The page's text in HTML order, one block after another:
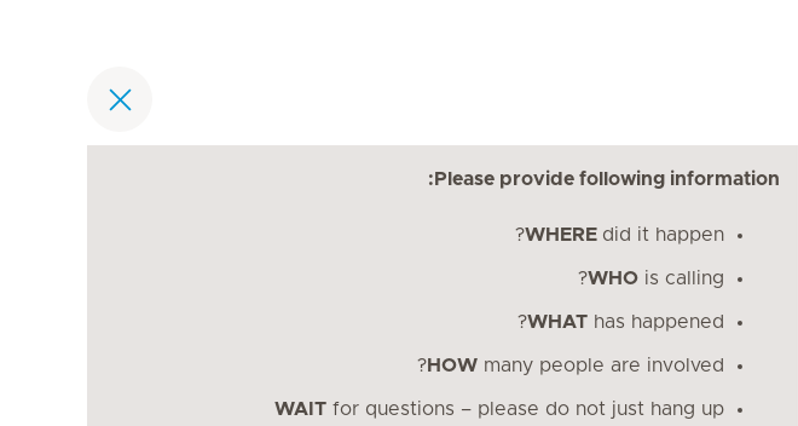
Please provide following information:
WHERE did it happen?
WHO is calling?
WHAT has happened?
HOW many people are involved?
WAIT for questions – please do not just hang up